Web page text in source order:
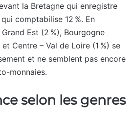
la Bretagne qui enregistre
comptabilise 12 %. En
Est (2 %), Bourgogne
Centre – Val de Loire (1 %) se
et ne semblent pas encore
monnaies.
selon les genres